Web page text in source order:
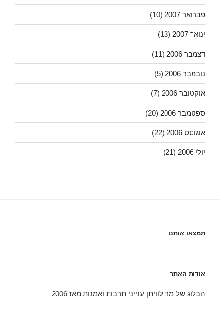
פברואר 2007 (10)
ינואר 2007 (13)
דצמבר 2006 (11)
נובמבר 2006 (5)
אוקטובר 2006 (7)
ספטמבר 2006 (20)
אוגוסט 2006 (22)
יולי 2006 (21)
תמצאו אותנו
אודות האתר
הבלוג של מר לוויתן ענייני תרבות ואמנות מאז 2006